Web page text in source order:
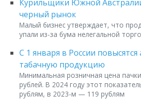
Курильщики Южной
черный рынок
Малый бизнес утверждает, что
упали из-за бума нелегальной
С 1 января в России
табачную продукцию
Минимальная розничная цена
рублей. В 2024 году этот
рублям, в 2023-м — 119 рублям